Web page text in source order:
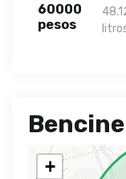
60000
pesos
+